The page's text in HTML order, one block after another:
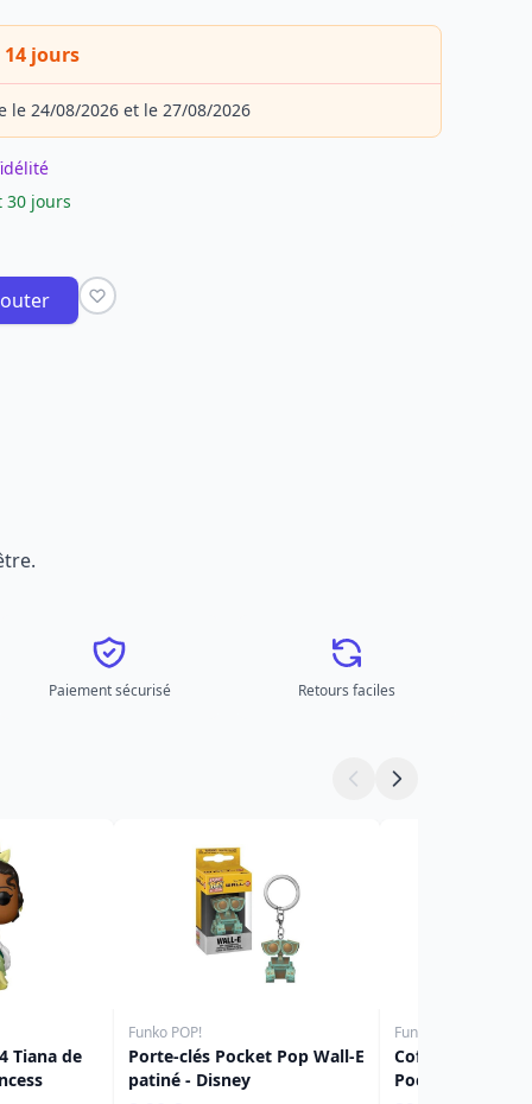
14 jours
le 24/08/2026 et le 27/08/2026
30 jours
Paiement sécurisé Retours faciles
Tiana de
Funko POP!
Porte-clés Pocket Pop Wall-E
patiné - Disney
Funko POP!
Coffret sapin de
Pocket Pop